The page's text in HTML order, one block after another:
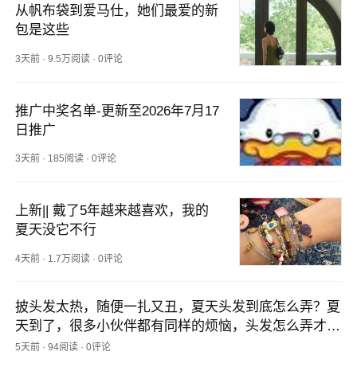
部、颈部，维稳、抗老、修护也能一步到位。如果你想
试试精简又高效的路子，它真的很值得入。 价格也给
你们谈得超香，539块到手95ml，但库存不多，上次没
抢到的朋友，这次真的别犹豫了，点这里直达下单链接
再揪10位，每人送欧臻
从帆布袋到爱马仕，她们最爱的新
包是这些
3天前 ·9.5万阅读 ·0评论
推广中奖名单-更新至2026年7月17
日推广
3天前 · 185阅读 ·0评论
上新|| 戴了5年越来越喜欢，我的
夏天没它不行
4天前 · 1.7万阅读 ·0评论
披头发太热，随便一扎又丑，夏天头发到底怎么弄？夏
天到了，很多小伙伴都有同样的烦恼，头发怎么弄才能
既凉快又好看？昨晚发了夏日发型小妙招，后台一下子
5天前 ·94阅读 ·0评论